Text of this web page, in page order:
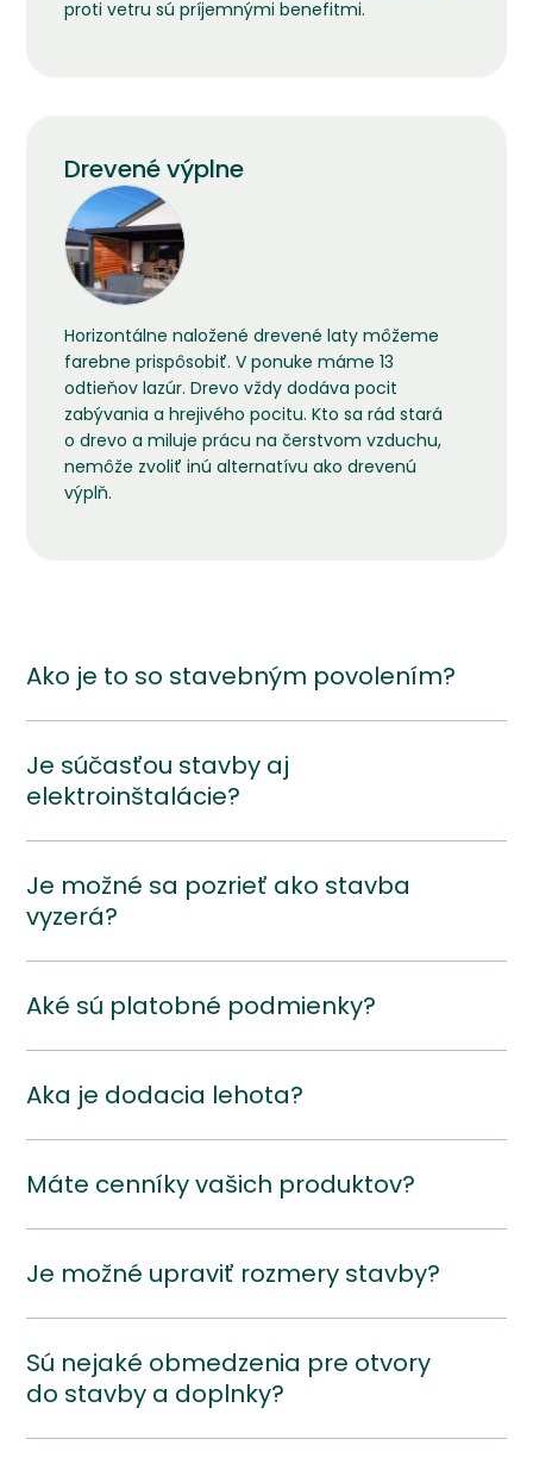
proti vetru sú príjemnými benefitmi.
Drevené výplne
Horizontálne naložené drevené laty môžeme
farebne prispôsobiť. V ponuke máme 13
odtieňov lazúr. Drevo vždy dodáva pocit
zabývania a hrejivého pocitu. Kto sa rád stará
o drevo a miluje prácu na čerstvom vzduchu,
nemôže zvoliť inú alternatívu ako drevenú
výplň.
Ako je to so stavebným povolením?
Je súčasťou stavby aj
elektroinštalácie?
Je možné sa pozrieť ako stavba
vyzerá?
Aké sú platobné podmienky?
Aka je dodacia lehota?
Máte cenníky vašich produktov?
Je možné upraviť rozmery stavby?
Sú nejaké obmedzenia pre otvory
do stavby a doplnky?